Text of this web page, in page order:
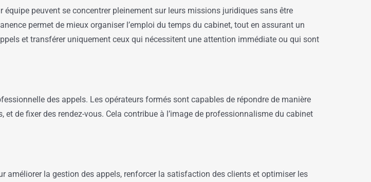
peuvent se concentrer pleinement sur leurs missions juridiques sans être
permet de mieux organiser l’emploi du temps du cabinet, tout en assurant un
et transférer uniquement ceux qui nécessitent une attention immédiate ou qui sont
des appels. Les opérateurs formés sont capables de répondre de manière
de fixer des rendez-vous. Cela contribue à l’image de professionnalisme du cabinet
améliorer la gestion des appels, renforcer la satisfaction des clients et optimiser les